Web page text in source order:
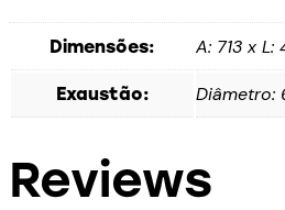
Dimensões: A: 713 x
Exaustão: Diâmetro:
Reviews